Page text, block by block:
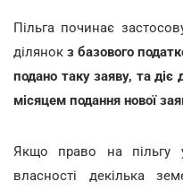
Пільга починає
ділянокз базового
подано таку заяву, та
місяцем подання нової
Якщо право на пільгу
власності декілька